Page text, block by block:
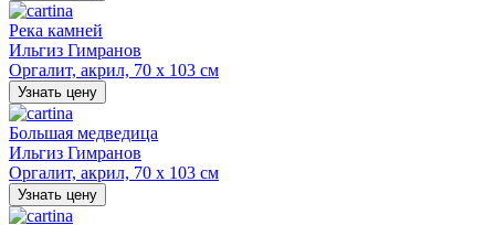
Река камней
Ильгиз Гимранов
Оргалит, акрил, 70 х 103 см
Узнать цену
Большая медведица
Ильгиз Гимранов
Оргалит, акрил, 70 х 103 см
Узнать цену